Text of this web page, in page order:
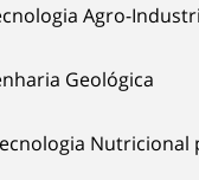
Agro-
Geológica
Nutricional